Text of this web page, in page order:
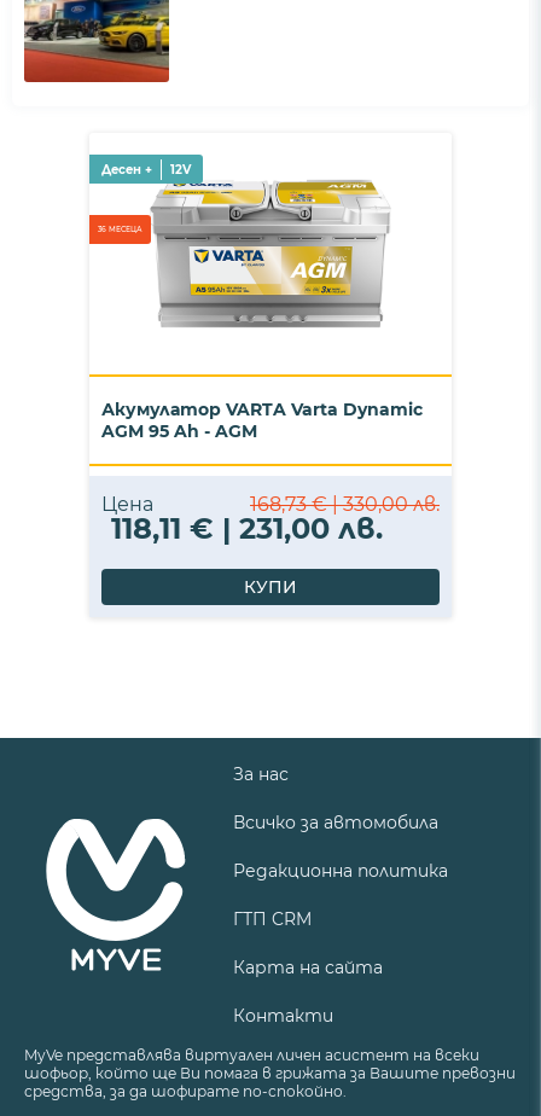
Десен + 12V
36 МЕСЕЦА
Акумулатор VARTA Varta Dynamic
AGM 95 Ah - AGM
Цена 168,73 € | 330,00 лв.
118,11 € | 231,00 лв.
КУПИ
За нас
Всичко за автомобила
Редакционна политика
ГТП CRM
Карта на сайта
Контакти
MyVe представлява виртуален личен асистент на всеки
шофьор, който ще Ви помага в грижата за Вашите превозни
средства, за да шофирате по-спокойно.